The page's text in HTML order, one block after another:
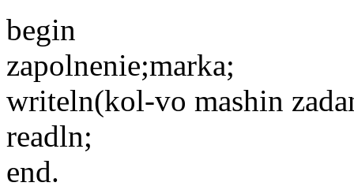
begin
zapolnenie;marka;
writeln(kol-vo mashin
readln;
end.